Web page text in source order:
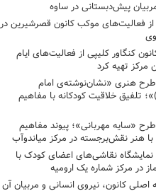
پیش‌دبستانی در ساوه
از فعالیت‌های موکب کانون قصرشیرین در
کنگاور کلیپی از فعالیت‌های ایام
مرکز تهیه کرد
طرح هنری «نشان‌نوشته‌ی امام
تلفیق خلاقیت کودکانه با مفاهیم
«سایه مهربانی»؛ پیوند مفاهیم
با هنر نقش‌برجسته در مرکز میاندوآب
نمایشگاه نقاشی‌های اعضای کودک با
در مرکز شماره یک ارومیه
اصلی کانون، نیروی انسانی و مربیان آن